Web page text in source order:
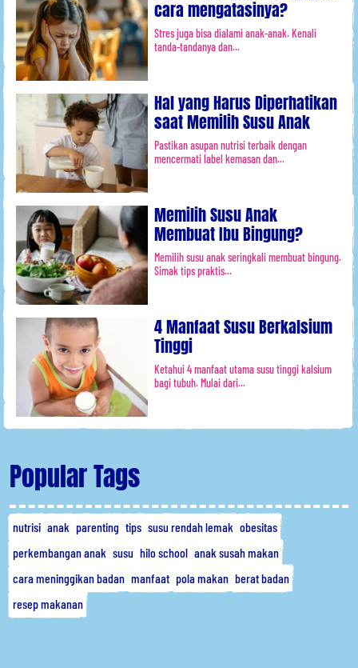
cara mengatasinya?
Stres juga bisa dialami anak-anak. Kenali
tanda-tandanya dan...
Hal yang Harus Diperhatikan
saat Memilih Susu Anak
Pastikan asupan nutrisi terbaik dengan
mencermati label kemasan dan...
Memilih Susu Anak
Membuat Ibu Bingung?
Memilih susu anak seringkali membuat bingung.
Simak tips praktis...
4 Manfaat Susu Berkalsium
Tinggi
Ketahui 4 manfaat utama susu tinggi kalsium
bagi tubuh. Mulai dari...
Popular Tags
nutrisi anak parenting tips susu rendah lemak obesitas
perkembangan anak susu hilo school anak susah makan
cara meninggikan badan manfaat pola makan berat badan
resep makanan